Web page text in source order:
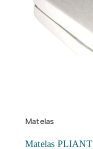
Matelas
Matelas PLIANT